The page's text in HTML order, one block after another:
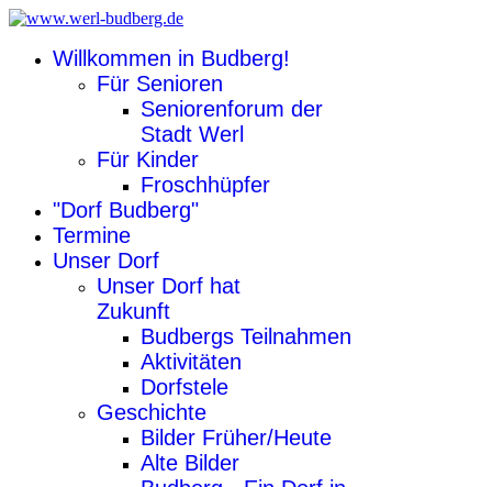
Willkommen in Budberg!
Für Senioren
Seniorenforum der
Stadt Werl
Für Kinder
Froschhüpfer
"Dorf Budberg"
Termine
Unser Dorf
Unser Dorf hat
Zukunft
Budbergs Teilnahmen
Aktivitäten
Dorfstele
Geschichte
Bilder Früher/Heute
Alte Bilder